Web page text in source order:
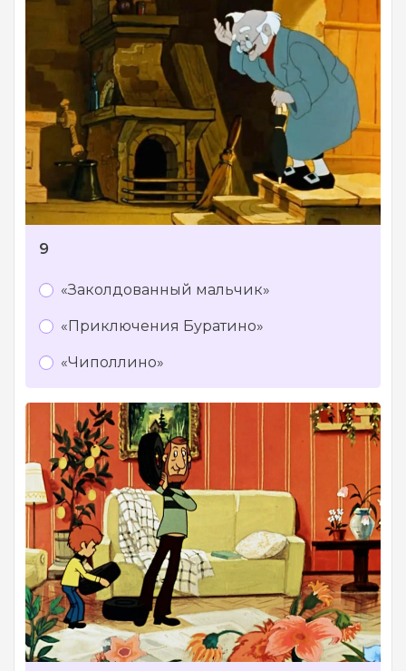
9
«Заколдованный мальчик»
«Приключения Буратино»
«Чиполлино»